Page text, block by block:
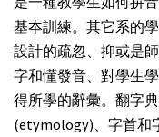
基夲訓練。其它系的
設計的疏忽、抑或是
字和懂發音、對學生
得所學的辭彙。翻字
(etymology)、字首和